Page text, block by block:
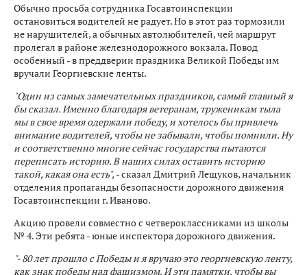
Обычно просьба сотрудника Госавтоинспекции
остановиться водителей не радует. Но в этот раз тормозили
не нарушителей, а обычных автолюбителей, чей маршрут
пролегал в районе железнодорожного вокзала. Повод
особенный - в преддверии праздника Великой Победы им
вручали Георгиевские ленты.
"Один из самых замечательных праздников, самый главный я
бы сказал. Именно благодаря ветеранам, труженикам тыла
мы в свое время одержали победу, и хотелось бы привлечь
внимание водителей, чтобы не забывали, чтобы помнили. Ну
и соответственно многие сейчас государства пытаются
переписать историю. В наших силах оставить историю
такой, какая она есть", - сказал Дмитрий Лещуков, начальник
отделения пропаганды безопасности дорожного движения
Госавтоинспекции г. Иваново.
Акцию провели совместно с четвероклассниками из школы
№ 4. Эти ребята - юные инспектора дорожного движения.
"- 80 лет прошло с Победы и я вручаю это георгиевскую ленту,
как знак победы над фашизмом. И эти памятки, чтобы вы